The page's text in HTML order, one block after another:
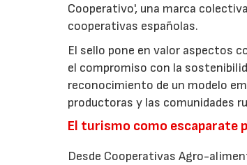
Cooperativo', una marca
cooperativas españolas.
El sello pone en valor aspectos
el compromiso con la
reconocimiento de un modelo
productoras y las comunidades
El turismo como escaparate
Desde Cooperativas Agro-